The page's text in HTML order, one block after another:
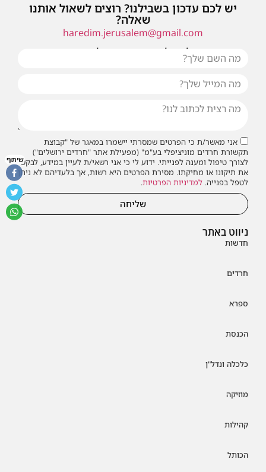
ניווט באתר
חדשות
חרדים
ספרא
הכנסת
כלכלה ונדל"ן
מוזיקה
קהילות
הכותל
יש לכם עדכון בשבילנו? רוצים לשאול אותנו
שאלה?
haredim.jerusalem@gmail.com
או שילחו אלינו פנייה ונחזור אליכם בהקדם
אני מאשר/ת כי הפרטים שמסרתי יישמרו במאגר של "קבוצת
תקשורת חרדים מוניציפלי בע"מ" (מפעילת אתר "חרדים ירושלים")
לצורך טיפול ומענה לפנייתי. ידוע לי כי אני רשאי/ת לעיין במידע, לבקש
את תיקונו או מחיקתו. מסירת הפרטים היא רשות, אך בלעדיהם לא ניתן
לטפל בפנייה. למדיניות הפרטיות.
שליחה
שיתוף